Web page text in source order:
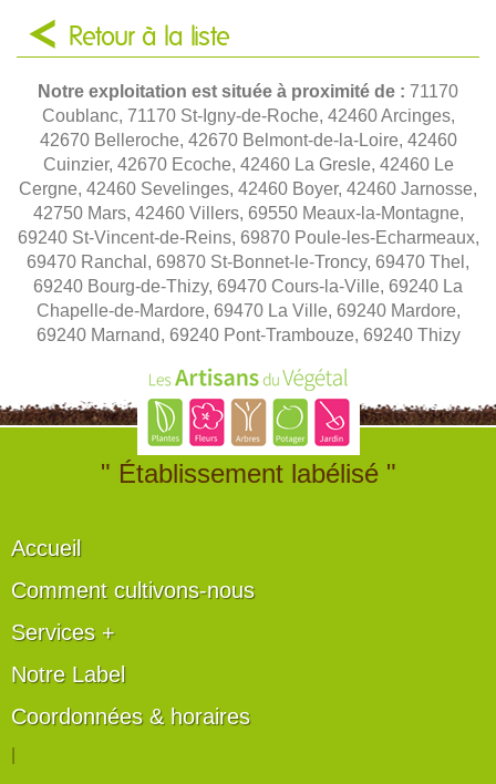
Retour à la liste
Notre exploitation est située à proximité de : 71170
Coublanc, 71170 St-Igny-de-Roche, 42460 Arcinges,
42670 Belleroche, 42670 Belmont-de-la-Loire, 42460
Cuinzier, 42670 Ecoche, 42460 La Gresle, 42460 Le
Cergne, 42460 Sevelinges, 42460 Boyer, 42460 Jarnosse,
42750 Mars, 42460 Villers, 69550 Meaux-la-Montagne,
69240 St-Vincent-de-Reins, 69870 Poule-les-Echarmeaux,
69470 Ranchal, 69870 St-Bonnet-le-Troncy, 69470 Thel,
69240 Bourg-de-Thizy, 69470 Cours-la-Ville, 69240 La
Chapelle-de-Mardore, 69470 La Ville, 69240 Mardore,
69240 Marnand, 69240 Pont-Trambouze, 69240 Thizy
" Établissement labélisé "
Accueil
Comment cultivons-nous
Services +
Notre Label
Coordonnées & horaires